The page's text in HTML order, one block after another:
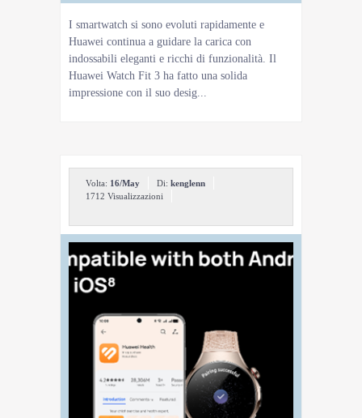
I smartwatch si sono evoluti rapidamente e
Huawei continua a guidare la carica con
indossabili eleganti e ricchi di funzionalità. Il
Huawei Watch Fit 3 ha fatto una solida
impressione con il suo desig...
Volta: 16/May Di: kenglenn
1712 Visualizzazioni